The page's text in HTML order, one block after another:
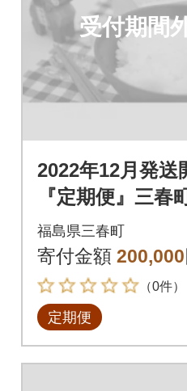
受付期間
2022年12月発送
『定期便』三春
シヒカリ15kg全
福島県三春町
寄付金額 200,000
（0件）
定期便